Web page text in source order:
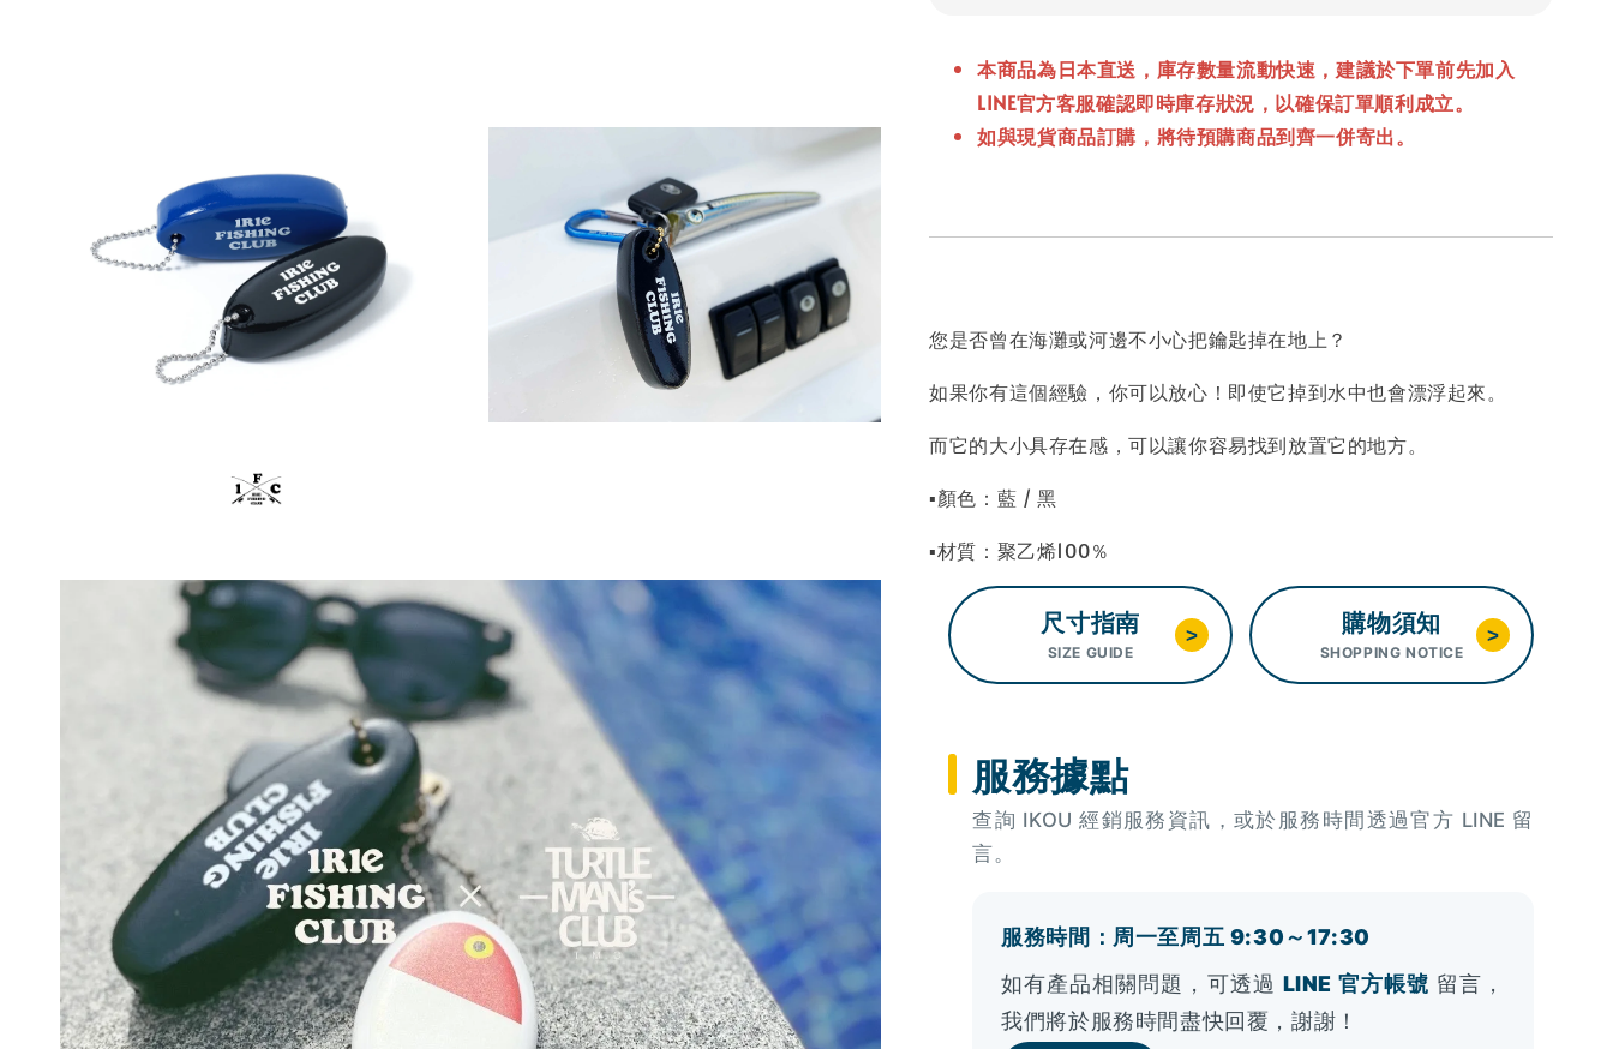
本商品為日本直送， 庫存數量流動快速，建議於下單前先加入
LINE官方客服確認即時庫存狀況，以確保訂單順利成立。
如與現貨商品訂購，將待預購商品到齊一併寄出。
您是否曾在海灘或河邊不小心把鑰匙掉在地上？
如果你有這個經驗，你可以放心！即使它掉到水中也會漂浮起來。
而它的大小具存在感，可以讓你容易找到放置它的地方。
▪顏色：藍 / 黑
▪材質：聚乙烯100％
尺寸指南
SIZE GUIDE
> 購物須知
SHOPPING NOTICE
>
服務據點
查詢 IKOU 經銷服務資訊，或於服務時間透過官方 LINE 留
言。
服務時間：周一至周五 9:30～17:30
如有產品相關問題，可透過 LINE 官方帳號 留言，
我們將於服務時間盡快回覆，謝謝！